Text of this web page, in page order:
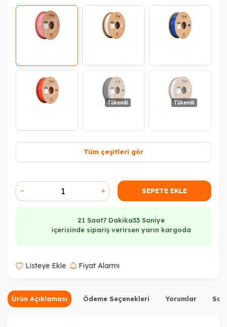
Tükendi Tükendi
Tüm çeşitleri gör
SEPETE EKLE
21 Saat7 Dakika32 Saniye
içerisinde sipariş verirsen yarın kargoda
Listeye Ekle Fiyat Alarmı
Ürün Açıklaması Ödeme Seçenekleri Yorumlar